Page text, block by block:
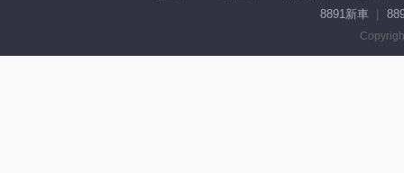
8891新車